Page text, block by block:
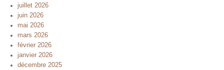
juillet 2026
juin 2026
mai 2026
mars 2026
février 2026
janvier 2026
décembre 2025